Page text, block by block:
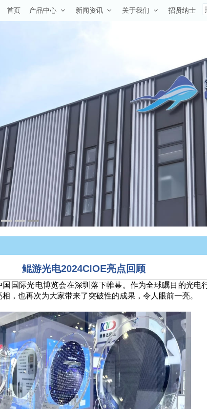
首页 产品中心 新闻资讯 关于我们 招贤纳士
鲲游光电2024CIOE亮点回顾
国国际光电博览会在深圳落下帷幕。作为全球瞩目的光电
，也再次为大家带来了突破性的成果，令人眼前一亮。